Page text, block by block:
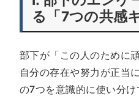
る「7つの共感
部下が「この人のために
自分の存在や努力が正当
の7つを意識的に使い分け